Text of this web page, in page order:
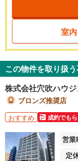
室
この物件を取り扱
株式会社穴吹ハウ
ブロンズ推奨店
おすすめ 成約でも
営業
定